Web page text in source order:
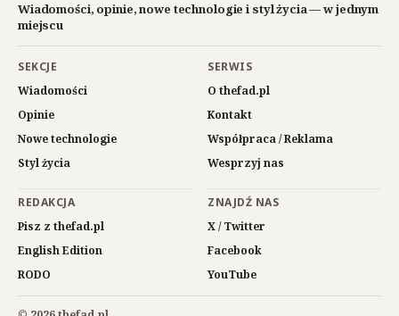
Wiadomości, opinie, nowe technologie i styl życia — w jednym
miejscu
SEKCJE
Wiadomości
Opinie
Nowe technologie
Styl życia
SERWIS
O thefad.pl
Kontakt
Współpraca / Reklama
Wesprzyj nas
REDAKCJA
Pisz z thefad.pl
English Edition
RODO
ZNAJDŹ NAS
X / Twitter
Facebook
YouTube